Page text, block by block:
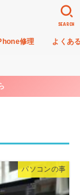
修理 よくあ
SEARCH
パソコンの事